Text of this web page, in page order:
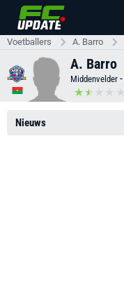
Voetballers A. Barro
A. Barro
Middenvelder -
Nieuws